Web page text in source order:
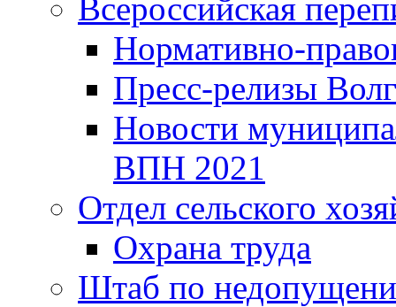
Всероссийская
Нормативно-
Пресс-релизы
Новости
ВПН 2021
Отдел сельского
Охрана труда
Штаб по